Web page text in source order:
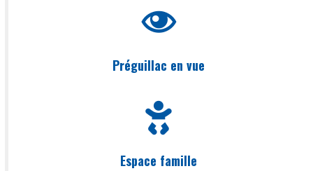
Préguillac en vue
Espace famille